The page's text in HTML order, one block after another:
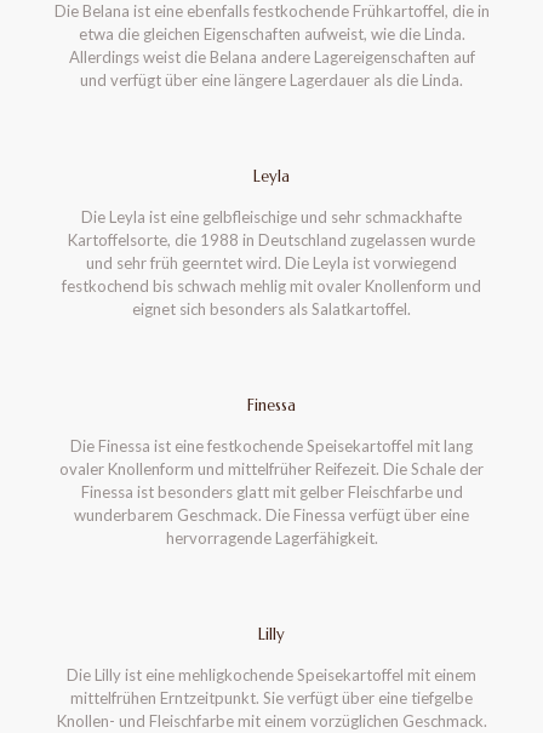
Die Belana ist eine ebenfalls festkochende Frühkartoffel, die in
etwa die gleichen Eigenschaften aufweist, wie die Linda.
Allerdings weist die Belana andere Lagereigenschaften auf
und verfügt über eine längere Lagerdauer als die Linda.
Leyla
Die Leyla ist eine gelbfleischige und sehr schmackhafte
Kartoffelsorte, die 1988 in Deutschland zugelassen wurde
und sehr früh geerntet wird. Die Leyla ist vorwiegend
festkochend bis schwach mehlig mit ovaler Knollenform und
eignet sich besonders als Salatkartoffel.
Finessa
Die Finessa ist eine festkochende Speisekartoffel mit lang
ovaler Knollenform und mittelfrüher Reifezeit. Die Schale der
Finessa ist besonders glatt mit gelber Fleischfarbe und
wunderbarem Geschmack. Die Finessa verfügt über eine
hervorragende Lagerfähigkeit.
Lilly
Die Lilly ist eine mehligkochende Speisekartoffel mit einem
mittelfrühen Erntzeitpunkt. Sie verfügt über eine tiefgelbe
Knollen- und Fleischfarbe mit einem vorzüglichen Geschmack.